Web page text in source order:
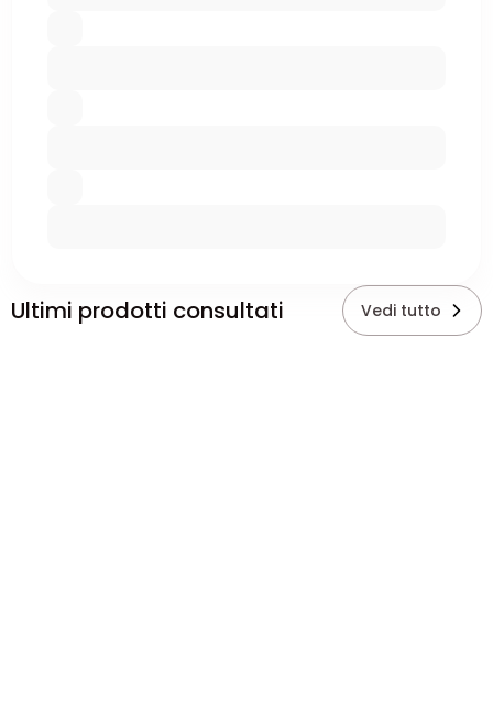
Ultimi prodotti consultati Vedi tutto